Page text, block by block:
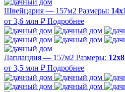
Швейцария — 157м2 Размеры:
от 3,6 млн ₽ Подробнее
Лапландия — 157м2 Размеры: 12х8
от 3,5 млн ₽ Подробнее